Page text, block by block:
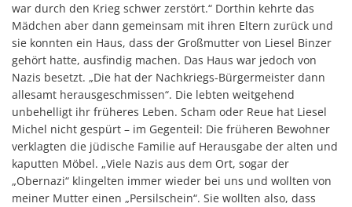
war durch den Krieg schwer zerstört.“ Dorthin kehrte das
Mädchen aber dann gemeinsam mit ihren Eltern zurück und
sie konnten ein Haus, dass der Großmutter von Liesel Binzer
gehört hatte, ausfindig machen. Das Haus war jedoch von
Nazis besetzt. „Die hat der Nachkriegs-Bürgermeister dann
allesamt herausgeschmissen“. Die lebten weitgehend
unbehelligt ihr früheres Leben. Scham oder Reue hat Liesel
Michel nicht gespürt – im Gegenteil: Die früheren Bewohner
verklagten die jüdische Familie auf Herausgabe der alten und
kaputten Möbel. „Viele Nazis aus dem Ort, sogar der
„Obernazi“ klingelten immer wieder bei uns und wollten von
meiner Mutter einen „Persilschein“. Sie wollten also, dass